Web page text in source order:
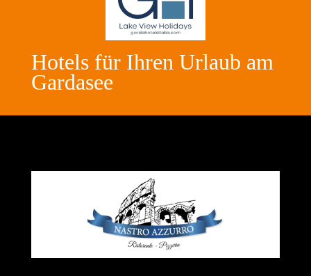
Hotels für Ihren Urlaub am
Gardasee